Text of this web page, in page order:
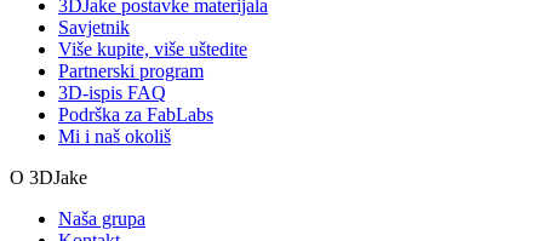
3DJake postavke materijala
Savjetnik
Više kupite, više uštedite
Partnerski program
3D-ispis FAQ
Podrška za FabLabs
Mi i naš okoliš
O 3DJake
Naša grupa